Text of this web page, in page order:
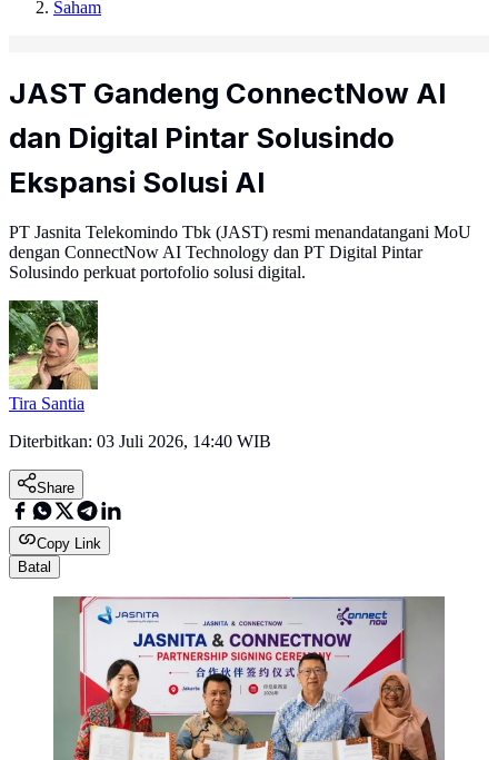
Saham
JAST Gandeng ConnectNow AI
dan Digital Pintar Solusindo
Ekspansi Solusi AI
PT Jasnita Telekomindo Tbk (JAST) resmi menandatangani MoU
dengan ConnectNow AI Technology dan PT Digital Pintar
Solusindo perkuat portofolio solusi digital.
Tira Santia
Diterbitkan: 03 Juli 2026, 14:40 WIB
Share
Copy Link
Batal